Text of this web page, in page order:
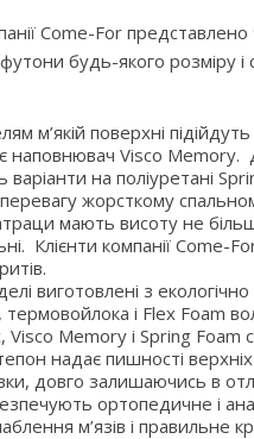
Come-For
будь-якого розміру і
м’якій поверхні
наповнювач Visco
варіанти на поліуретані
жорсткому
мають висоту не
Клієнти компанії
виготовлені з
і Flex Foam
Visco Memory і Spring
надає пишності
довго залишаючись в
ортопедичне і
м’язів і правильне